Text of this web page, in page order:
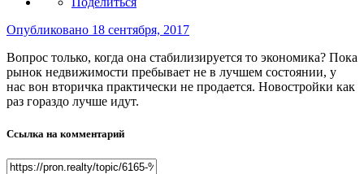
Опубликовано 18 сентября, 2017
Вопрос только, когда она стабилизируется то экономика? Пока
рынок недвижимости пребывает не в лучшем состоянии, у
нас вон вторичка практически не продается. Новостройки как
раз гораздо лучше идут.
Ссылка на комментарий